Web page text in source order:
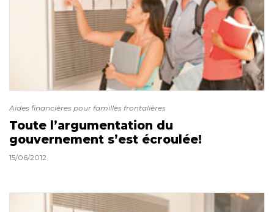
Aides financières pour familles frontalières
Toute l’argumentation du
gouvernement s’est écroulée!
15/06/2012